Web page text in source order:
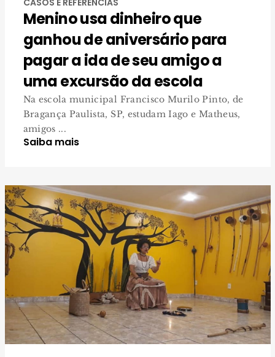
Menino usa dinheiro que
ganhou de aniversário para
pagar a ida de seu amigo a
uma excursão da escola
Na escola municipal Francisco Murilo Pinto, de
Bragança Paulista, SP, estudam Iago e Matheus,
amigos ...
Saiba mais